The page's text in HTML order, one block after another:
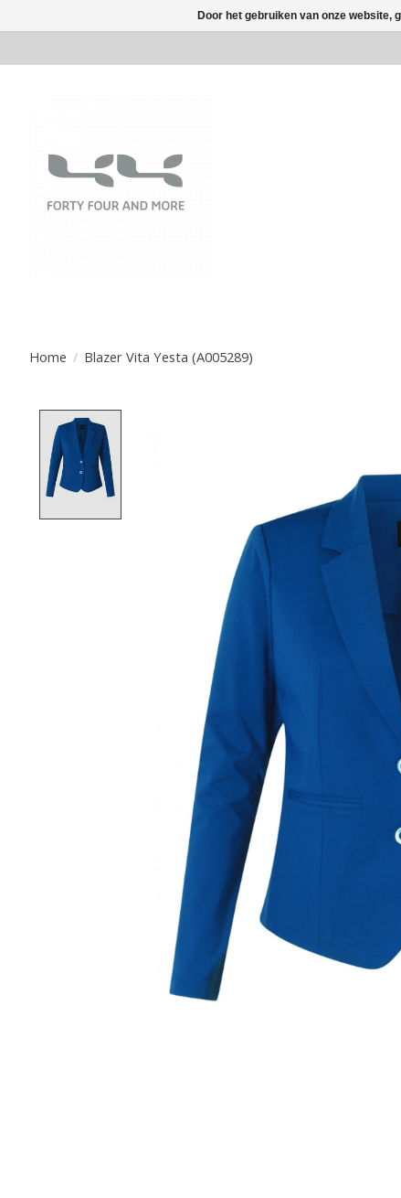
Home / Blazer Vita Yesta (A005289)
Door het gebruiken van onze website,